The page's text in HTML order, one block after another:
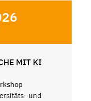
MIT KI
und